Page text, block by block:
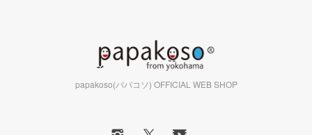
papakoso(パパコソ) OFFICIAL WEB SHOP